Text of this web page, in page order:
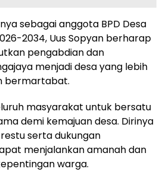
sebagai anggota BPD Desa
2034, Uus Sopyan berharap
pengabdian dan
menjadi desa yang lebih
bermartabat.
masyarakat untuk bersatu
demi kemajuan desa. Dirinya
serta dukungan
menjalankan amanah dan
warga.